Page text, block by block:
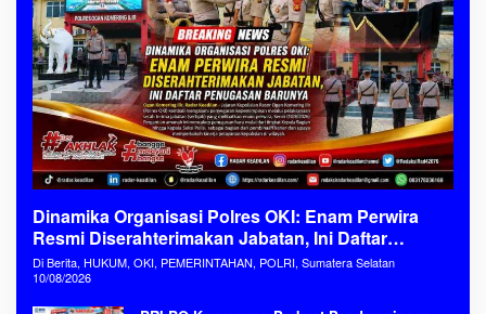
Dinamika Organisasi Polres OKI: Enam Perwira
Resmi Diserahterimakan Jabatan, Ini Daftar
Penugasan Barunya
Di Berita, HUKUM, OKI, PEMERINTAHAN, POLRI, Sumatera Selatan
10/08/2026